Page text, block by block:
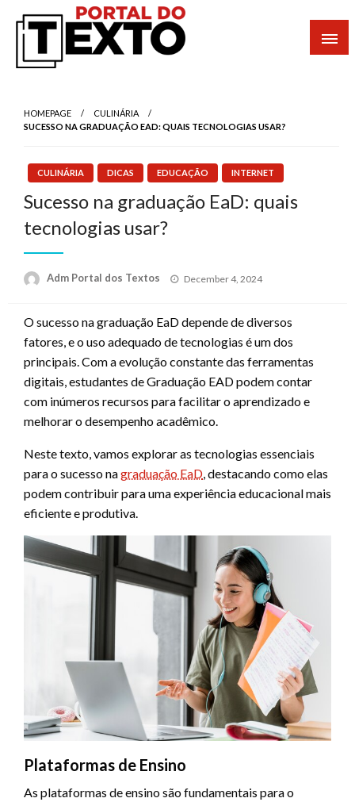
HOMEPAGE
CULINÁRIA
SUCESSO NA GRADUAÇÃO EAD: QUAIS TECNOLOGIAS USAR?
CULINÁRIA DICAS EDUCAÇÃO INTERNET
Sucesso na graduação EaD: quais
tecnologias usar?
Adm Portal dos Textos
Posted
December 4, 2024
O sucesso na graduação EaD depende de diversos
fatores, e o uso adequado de tecnologias é um dos
principais. Com a evolução constante das ferramentas
digitais, estudantes de Graduação EAD podem contar
com inúmeros recursos para facilitar o aprendizado e
melhorar o desempenho acadêmico.
Neste texto, vamos explorar as tecnologias essenciais
para o sucesso nagraduação EaD, destacando como elas
podem contribuir para uma experiência educacional mais
eficiente e produtiva.
Plataformas de Ensino
As plataformas de ensino são fundamentais para o